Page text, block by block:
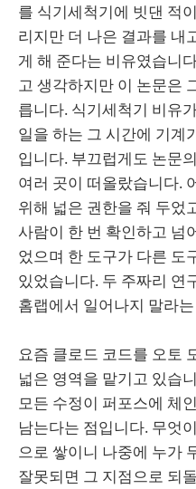
를 식기세척기에 빗댄 적
리지만 더 나은 결과를 내
게 해 준다는 비유였습니
고 생각하지만 이 논문은
릅니다. 식기세척기 비유
일을 하는 그 시간에 기계
입니다. 부끄럽게도 논문
여러 곳이 떠올랐습니다.
위해 넓은 권한을 줘 두었
사람이 한 번 확인하고 넘
었으며 한 도구가 다른 도
있었습니다. 두 주짜리 연
홈랩에서 일어나지 말라
요즘 클로드 코드를 오토
넓은 영역을 맡기고 있습
모든 수정이 퍼포스에 체
남는다는 점입니다. 무엇
으로 쌓이니 나중에 누가
잘못되면 그 지점으로 되